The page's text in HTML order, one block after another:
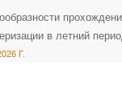
в летний
Г.